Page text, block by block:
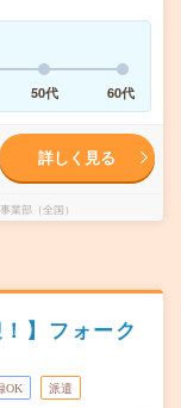
50代 60代
詳しく見る
部（全国）
】フォーク
OK 派遣